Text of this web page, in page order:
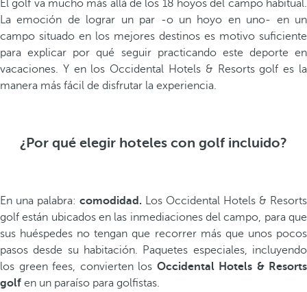
El golf va mucho más allá de los 18 hoyos del campo habitual.
La emoción de lograr un par -o un hoyo en uno- en un
campo situado en los mejores destinos es motivo suficiente
para explicar por qué seguir practicando este deporte en
vacaciones. Y en los Occidental Hotels & Resorts golf es la
manera más fácil de disfrutar la experiencia.
¿Por qué elegir hoteles con golf incluido?
En una palabra: comodidad. Los Occidental Hotels & Resorts
golf están ubicados en las inmediaciones del campo, para que
sus huéspedes no tengan que recorrer más que unos pocos
pasos desde su habitación. Paquetes especiales, incluyendo
los green fees, convierten los Occidental Hotels & Resorts
golf en un paraíso para golfistas.